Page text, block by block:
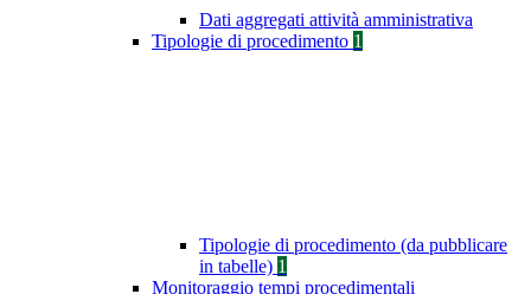
Dati aggregati attività amministrativa
Tipologie di procedimento 1
Tipologie di procedimento (da pubblicare
in tabelle) 1
Monitoraggio tempi procedimentali